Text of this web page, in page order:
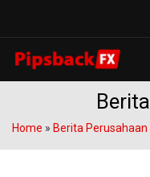
Home » Berita Perusahaan